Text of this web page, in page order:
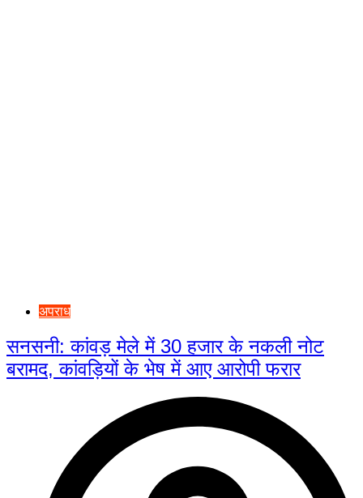
अपराध
सनसनी: कांवड़ मेले में 30 हजार के नकली नोट
बरामद, कांवड़ियों के भेष में आए आरोपी फरार